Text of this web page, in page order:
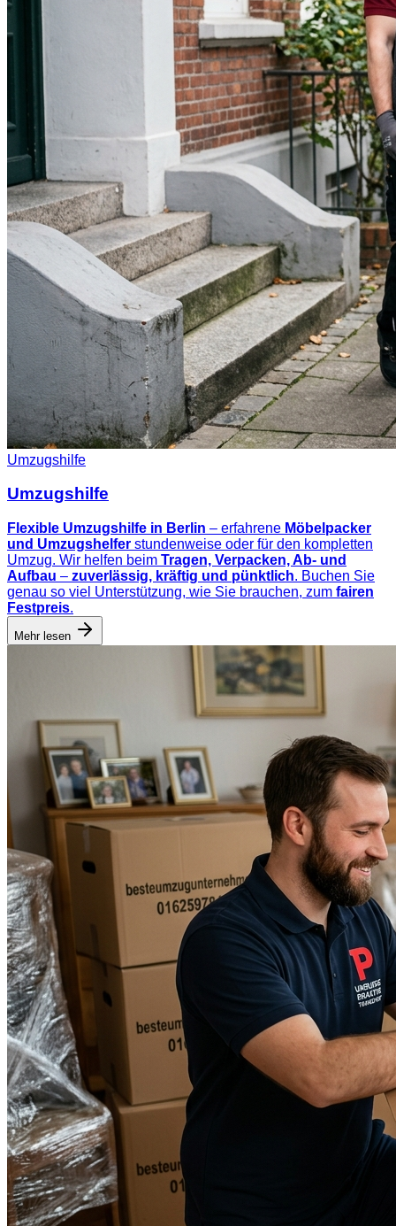
Umzugshilfe
Umzugshilfe
Flexible Umzugshilfe in Berlin – erfahrene Möbelpacker
und Umzugshelfer stundenweise oder für den kompletten
Umzug. Wir helfen beim Tragen, Verpacken, Ab- und
Aufbau – zuverlässig, kräftig und pünktlich. Buchen Sie
genau so viel Unterstützung, wie Sie brauchen, zum fairen
Festpreis.
Mehr lesen